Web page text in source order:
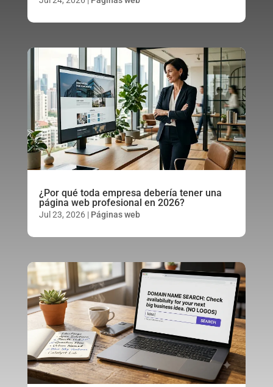
¿Por qué toda empresa debería tener una
página web profesional en 2026?
Jul 23, 2026| Páginas web